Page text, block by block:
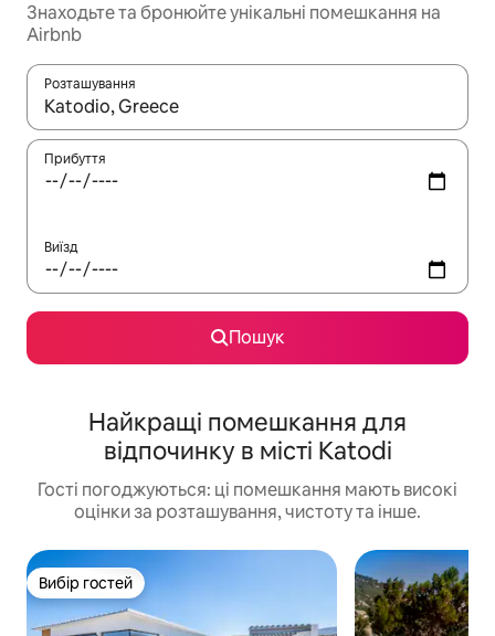
Знаходьте та бронюйте унікальні помешкання на
Airbnb
Розташування
Отримавши результати пошуку, використовуйте для
Прибуття
Виїзд
Пошук
Найкращі помешкання для
відпочинку в місті Katodi
Гості погоджуються: ці помешкання мають високі
оцінки за розташування, чистоту та інше.
Вибір гостей
Вибір гостей